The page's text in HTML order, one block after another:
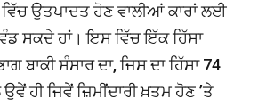
ਉਤਪਾਦਤ ਹੋਣ ਵਾਲੀਆਂ ਕਾਰਾਂ ਲਈ
ਸਕਦੇ ਹਾਂ। ਇਸ ਵਿੱਚ ਇੱਕ ਹਿੱਸਾ
ਬਾਕੀ ਸੰਸਾਰ ਦਾ, ਜਿਸ ਦਾ ਹਿੱਸਾ 74
ਹੀ ਜਿਵੇਂ ਜ਼ਿਮੀਂਦਾਰੀ ਖ਼ਤਮ ਹੋਣ ’ਤੇ